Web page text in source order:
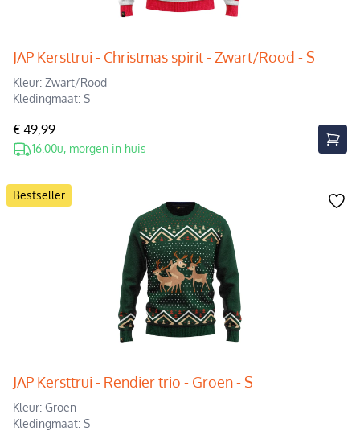
JAP Kersttrui - Christmas spirit - Zwart/Rood - S
Kleur: Zwart/Rood
Kledingmaat: S
€ 49,99
16.00u, morgen in huis
Bestseller
JAP Kersttrui - Rendier trio - Groen - S
Kleur: Groen
Kledingmaat: S